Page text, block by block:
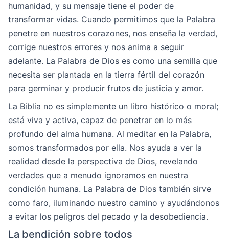
humanidad, y su mensaje tiene el poder de
transformar vidas. Cuando permitimos que la Palabra
penetre en nuestros corazones, nos enseña la verdad,
corrige nuestros errores y nos anima a seguir
adelante. La Palabra de Dios es como una semilla que
necesita ser plantada en la tierra fértil del corazón
para germinar y producir frutos de justicia y amor.
La Biblia no es simplemente un libro histórico o moral;
está viva y activa, capaz de penetrar en lo más
profundo del alma humana. Al meditar en la Palabra,
somos transformados por ella. Nos ayuda a ver la
realidad desde la perspectiva de Dios, revelando
verdades que a menudo ignoramos en nuestra
condición humana. La Palabra de Dios también sirve
como faro, iluminando nuestro camino y ayudándonos
a evitar los peligros del pecado y la desobediencia.
La bendición sobre todos